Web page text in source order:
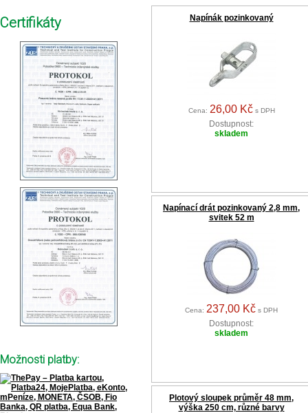
Napínák pozinkovaný
Cena: 26,00 Kčs DPH
Dostupnost:
skladem
Napínací drát pozinkovaný 2,8 mm,
svitek 52 m
Cena: 237,00 Kč s DPH
Dostupnost:
skladem
Plotový sloupek průměr 48 mm,
výška 250 cm, různé barvy
Certifikáty
Možnosti platby: